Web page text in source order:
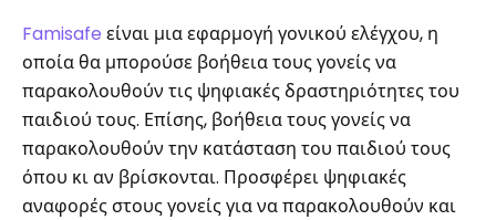
Famisafe είναι μια εφαρμογή γονικού ελέγχου, η
οποία θα μπορούσε βοήθεια τους γονείς να
παρακολουθούν τις ψηφιακές δραστηριότητες του
παιδιού τους. Επίσης, βοήθεια τους γονείς να
παρακολουθούν την κατάσταση του παιδιού τους
όπου κι αν βρίσκονται. Προσφέρει ψηφιακές
αναφορές στους γονείς για να παρακολουθούν και